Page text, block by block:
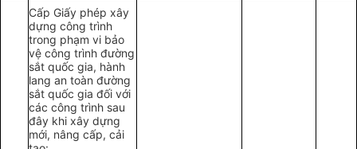
Cấp Giấy phép xây
dựng công trình
trong phạm vi bảo
vệ công trình đường
sắt quốc gia, hành
lang an toàn đường
sắt quốc gia đối với
các công trình sau
đây khi xây dựng
mới, nâng cấp, cải